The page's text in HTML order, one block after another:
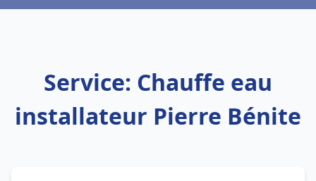
Service: Chauffe eau
installateur Pierre Bénite